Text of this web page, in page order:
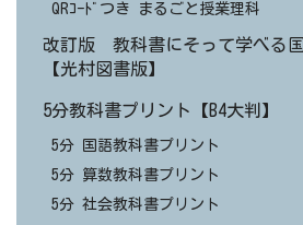
QRｺｰﾄﾞつき まるごと授業理科
改訂版 教科書にそって学べる
【光村図書版】
5分教科書プリント【B4大判】
5分 国語教科書プリント
5分 算数教科書プリント
5分 社会教科書プリント